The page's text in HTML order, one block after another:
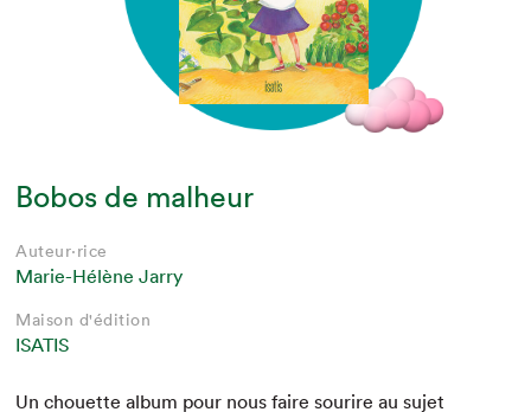
Bobos de malheur
Auteur·rice
Marie-Hélène Jarry
Maison d'édition
ISATIS
Un chou­ette album pour nous faire sourire au sujet